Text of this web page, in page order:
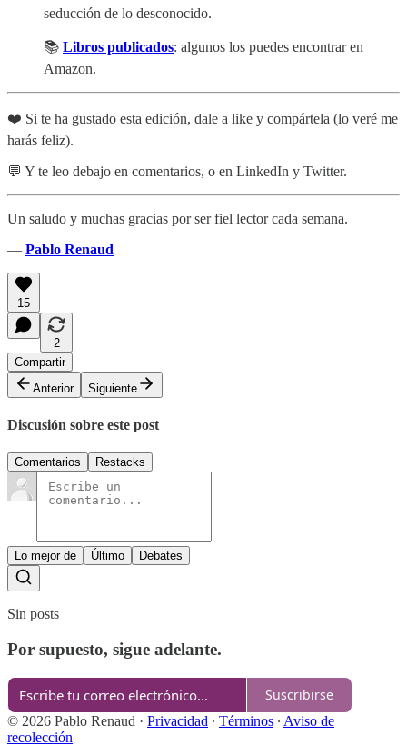
seducción de lo desconocido.
📚 Libros publicados: algunos los puedes encontrar en
Amazon.
❤️ Si te ha gustado esta edición, dale a like y compártela (lo veré me
harás feliz).
💬 Y te leo debajo en comentarios, o en LinkedIn y Twitter.
Un saludo y muchas gracias por ser fiel lector cada semana.
— Pablo Renaud
15
2
Compartir
Anterior
Siguiente
Discusión sobre este post
Comentarios Restacks
Lo mejor de Último Debates
Sin posts
Por supuesto, sigue adelante.
Suscribirse
© 2026 Pablo Renaud · Privacidad ∙ Términos ∙ Aviso de
recolección